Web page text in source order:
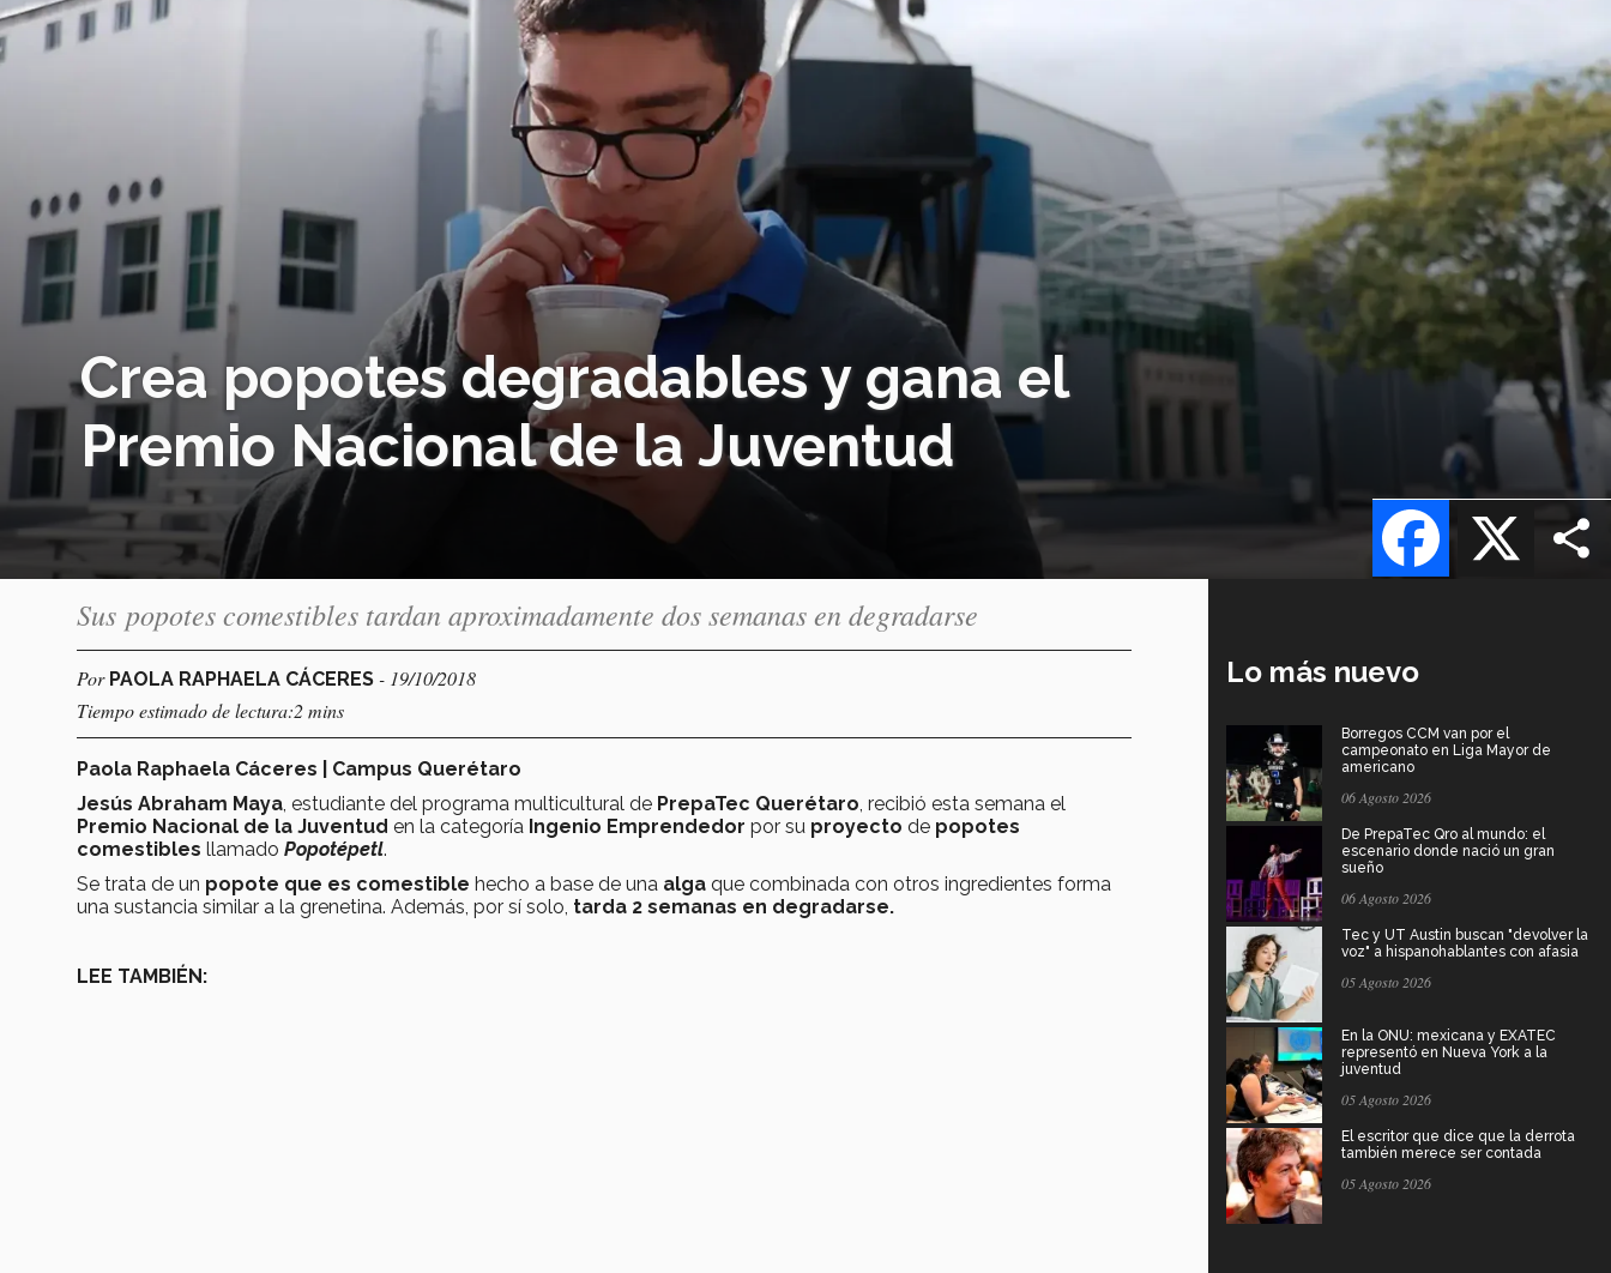
Crea popotes degradables y gana el
Premio Nacional de la Juventud
X
Facebook
Sus popotes comestibles tardan aproximadamente dos semanas en degradarse
Por PAOLA RAPHAELA CÁCERES - 19/10/2018
Tiempo estimado de lectura:2 mins
Paola Raphaela Cáceres | Campus Querétaro
Jesús Abraham Maya , estudiante del programa multicultural de PrepaTec Querétaro , recibió esta semana el
Premio Nacional de la Juventud en la categoría Ingenio Emprendedor por su proyecto de popotes
comestibles llamado Popotépetl.
Se trata de un popote que es comestible hecho a base de una alga que combinada con otros ingredientes forma
una sustancia similar a la grenetina. Además, por sí solo, tarda 2 semanas en degradarse.
LEE TAMBIÉN:
Lo más nuevo
Borregos CCM van por el
campeonato en Liga Mayor de
americano
06 Agosto 2026
De PrepaTec Qro al mundo: el
escenario donde nació un gran
sueño
06 Agosto 2026
Tec y UT Austin buscan "devolver la
voz" a hispanohablantes con afasia
05 Agosto 2026
En la ONU: mexicana y EXATEC
representó en Nueva York a la
juventud
05 Agosto 2026
El escritor que dice que la derrota
también merece ser contada
05 Agosto 2026